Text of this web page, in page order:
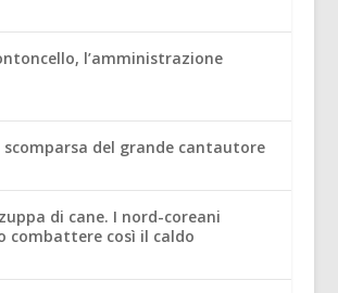
l’amministrazione
scomparsa del grande cantautore
di cane. I nord-coreani
combattere così il caldo